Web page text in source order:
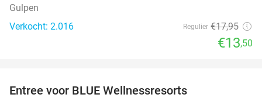
Gulpen
Verkocht: 2.016
Regulier €17,95
€13,50
Entree voor BLUE Wellnessresorts